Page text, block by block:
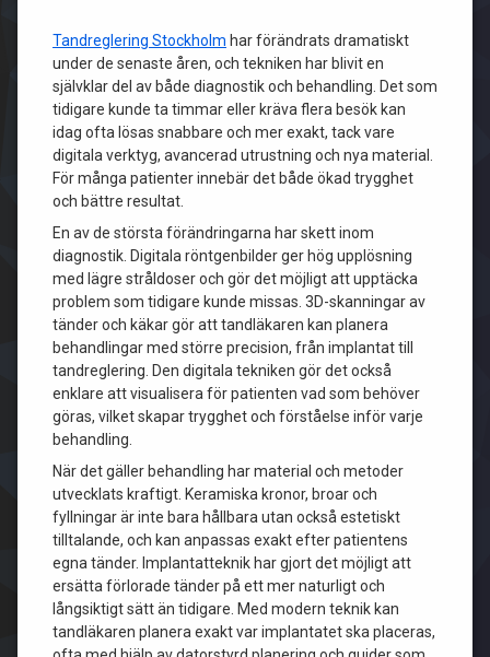
Tandreglering Stockholm har förändrats dramatiskt
under de senaste åren, och tekniken har blivit en
självklar del av både diagnostik och behandling. Det som
tidigare kunde ta timmar eller kräva flera besök kan
idag ofta lösas snabbare och mer exakt, tack vare
digitala verktyg, avancerad utrustning och nya material.
För många patienter innebär det både ökad trygghet
och bättre resultat.
En av de största förändringarna har skett inom
diagnostik. Digitala röntgenbilder ger hög upplösning
med lägre stråldoser och gör det möjligt att upptäcka
problem som tidigare kunde missas. 3D-skanningar av
tänder och käkar gör att tandläkaren kan planera
behandlingar med större precision, från implantat till
tandreglering. Den digitala tekniken gör det också
enklare att visualisera för patienten vad som behöver
göras, vilket skapar trygghet och förståelse inför varje
behandling.
När det gäller behandling har material och metoder
utvecklats kraftigt. Keramiska kronor, broar och
fyllningar är inte bara hållbara utan också estetiskt
tilltalande, och kan anpassas exakt efter patientens
egna tänder. Implantatteknik har gjort det möjligt att
ersätta förlorade tänder på ett mer naturligt och
långsiktigt sätt än tidigare. Med modern teknik kan
tandläkaren planera exakt var implantatet ska placeras,